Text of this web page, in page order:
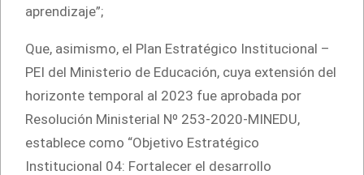
aprendizaje”;
Que, asimismo, el Plan Estratégico Institucional –
PEI del Ministerio de Educación, cuya extensión del
horizonte temporal al 2023 fue aprobada por
Resolución Ministerial Nº 253-2020-MINEDU,
establece como “Objetivo Estratégico
Institucional 04: Fortalecer el desarrollo